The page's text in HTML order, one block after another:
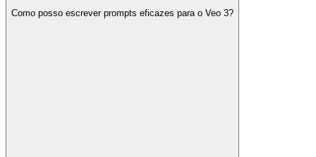
Como posso escrever prompts eficazes para o Veo 3?